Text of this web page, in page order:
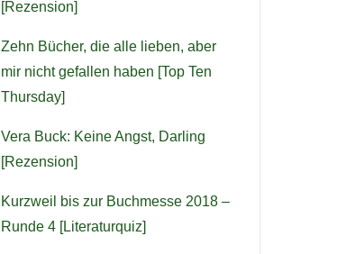
[Rezension]
Zehn Bücher, die alle lieben, aber
mir nicht gefallen haben [Top Ten
Thursday]
Vera Buck: Keine Angst, Darling
[Rezension]
Kurzweil bis zur Buchmesse 2018 –
Runde 4 [Literaturquiz]